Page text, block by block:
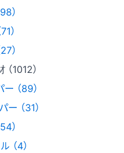
）
）
）
1012）
（89）
（31）
）
（4）